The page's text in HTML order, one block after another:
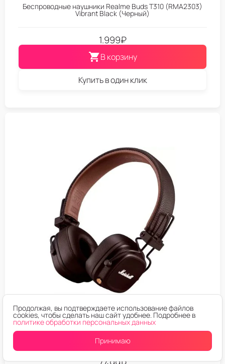
Беспроводные наушники Realme Buds T310 (RMA2303)
Vibrant Black (Черный)
1.999₽
В корзину
Купить в один клик
БЕСПРОВОДНЫЕ НАУШНИКИ MARSHALL
Беспроводные наушники Marshall Major V Brown
(Коричневый)
Продолжая, вы подтверждаете использование файлов
cookies, чтобы сделать наш сайт удобнее. Подробнее в
политике обработки персональных данных
Принимаю